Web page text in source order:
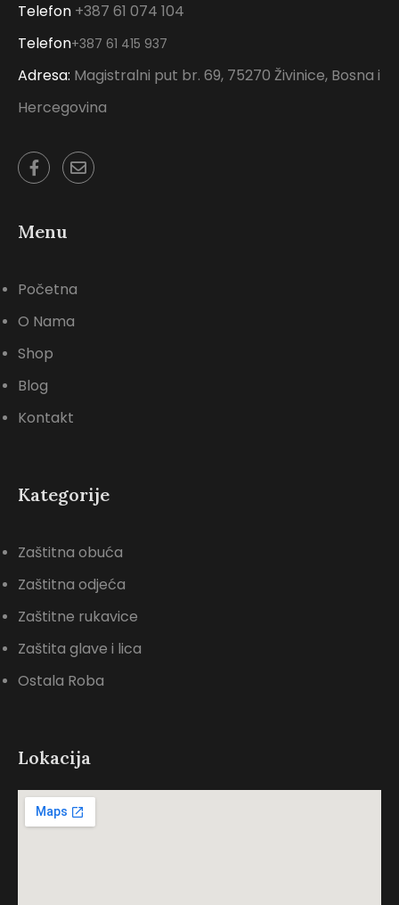
Telefon +387 61 074 104
Telefon+387 61 415 937
Adresa: Magistralni put br. 69, 75270 Živinice, Bosna i
Hercegovina
Menu
Početna
O Nama
Shop
Blog
Kontakt
Kategorije
Zaštitna obuća
Zaštitna odjeća
Zaštitne rukavice
Zaštita glave i lica
Ostala Roba
Lokacija